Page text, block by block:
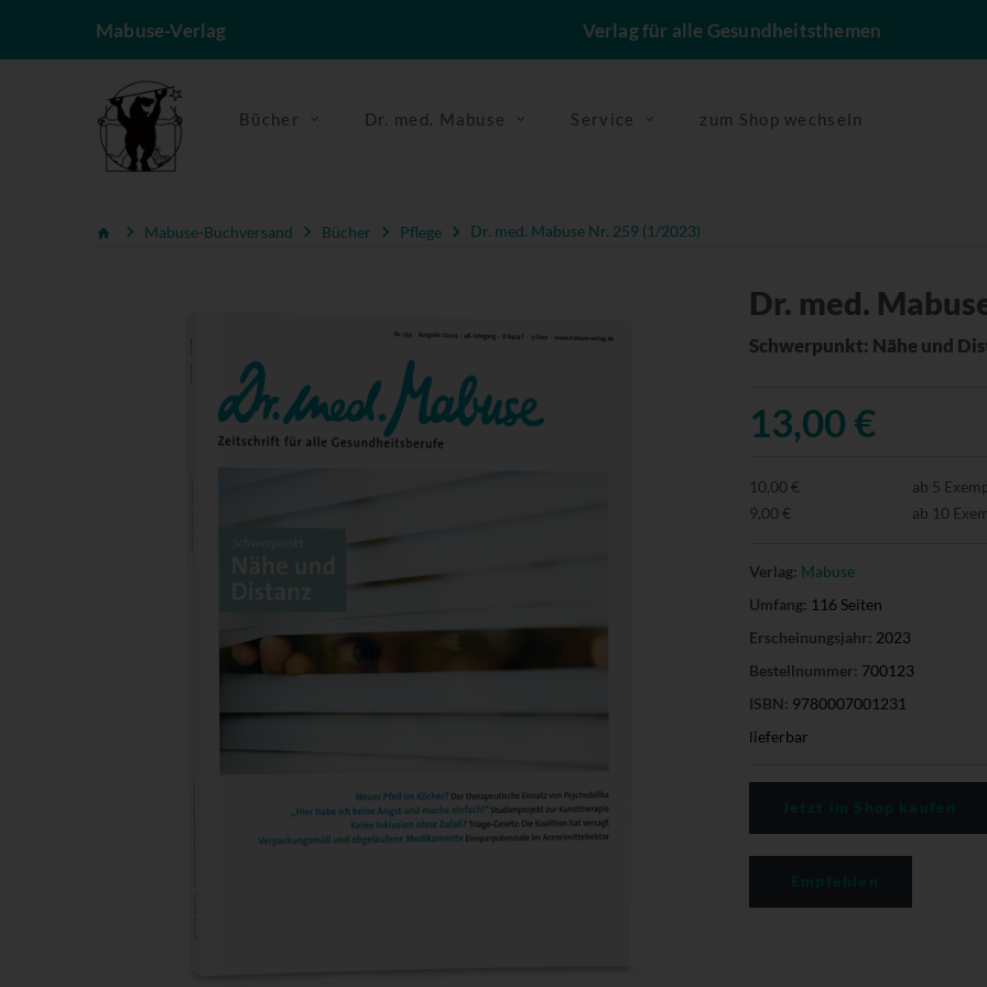
Mabuse-Verlag Verlag für alle Gesundheitsthemen
Bücher Dr. med. Mabuse Service zum Shop wechseln
Mabuse-Buchversand Bücher Pflege Dr. med. Mabuse Nr. 259 (1/2023)
Dr. med.
Schwerpunkt: Nähe und
13,00 €
10,00 € ab 5
9,00 €
ab 10
Verlag: Mabuse
Umfang: 116 Seiten
Erscheinungsjahr: 2023
Bestellnummer: 700123
ISBN: 9780007001231
lieferbar